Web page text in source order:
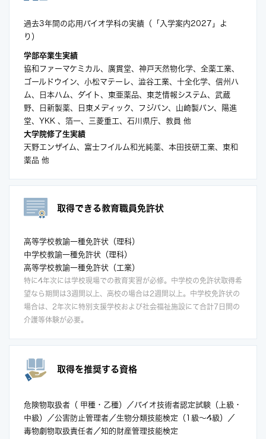
過去3年間の応用バイオ学科の実績（「入学案内2027」よ
り）
学部卒業生実績
協和ファーマケミカル、廣貫堂、神戸天然物化学、全薬工業、
ゴールドウイン、小松マテーレ、澁谷工業、十全化学、信州ハ
ム、日本ハム、ダイト、東亜薬品、東芝情報システム、武蔵
野、日新製薬、日東メディック、フジパン、山崎製パン、陽進
堂、YKK 、箔一、三菱重工、石川県庁、教員 他
大学院修了生実績
天野エンザイム、富士フイルム和光純薬、本田技研工業、東和
薬品 他
取得できる教育職員免許状
高等学校教諭一種免許状（理科）
中学校教諭一種免許状（理科）
高等学校教諭一種免許状（工業）
特に4年次には学校現場での教育実習が必修。中学校の免許状取得希
望なら期間は3週間以上、高校の場合は2週間以上。中学校免許状の
場合は、2年次に特別支援学校および社会福祉施設にて合計7日間の
介護等体験が必要。
取得を推奨する資格
危険物取扱者（ 甲種・乙種）／バイオ技術者認定試験（上級・
中級）／公害防止管理者／生物分類技能検定（1級～4級）／
毒物劇物取扱責任者／知的財産管理技能検定